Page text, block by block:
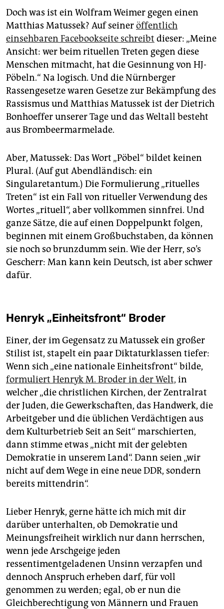
Doch was ist ein Wolfram Weimer gegen einen
Matthias Matussek? Auf seineröffentlich
einsehbaren Facebookseite schreibt dieser: „Meine
Ansicht: wer beim rituellen Treten gegen diese
Menschen mitmacht, hat die Gesinnung von HJ-
Pöbeln.“ Na logisch. Und die Nürnberger
Rassengesetze waren Gesetze zur Bekämpfung des
Rassismus und Matthias Matussek ist der Dietrich
Bonhoeffer unserer Tage und das Weltall besteht
aus Brombeermarmelade.
Aber, Matussek: Das Wort „Pöbel“ bildet keinen
Plural. (Auf gut Abendländisch: ein
Singularetantum.) Die Formulierung „rituelles
Treten“ ist ein Fall von ritueller Verwendung des
Wortes „rituell“, aber vollkommen sinnfrei. Und
ganze Sätze, die auf einen Doppelpunkt folgen,
beginnen mit einem Großbuchstaben, da können
sie noch so brunzdumm sein. Wie der Herr, so’s
Gescherr: Man kann kein Deutsch, ist aber schwer
dafür.
Henryk „Einheitsfront“ Broder
Einer, der im Gegensatz zu Matussek ein großer
Stilist ist, stapelt ein paar Diktaturklassen tiefer:
Wenn sich „eine nationale Einheitsfront“ bilde,
formuliert Henryk M. Broder in der Welt, in
welcher „die christlichen Kirchen, der Zentralrat
der Juden, die Gewerkschaften, das Handwerk, die
Arbeitgeber und die üblichen Verdächtigen aus
dem Kulturbetrieb Seit an Seit“ marschierten,
dann stimme etwas „nicht mit der gelebten
Demokratie in unserem Land“. Dann seien „wir
nicht auf dem Wege in eine neue DDR, sondern
bereits mittendrin“.
Lieber Henryk, gerne hätte ich mich mit dir
darüber unterhalten, ob Demokratie und
Meinungsfreiheit wirklich nur dann herrschen,
wenn jede Arschgeige jeden
ressentimentgeladenen Unsinn verzapfen und
dennoch Anspruch erheben darf, für voll
genommen zu werden; egal, ob er nun die
Gleichberechtigung von Männern und Frauen